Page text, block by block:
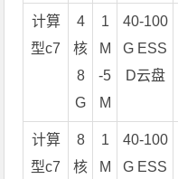
计算
型c7
4
核
8
G
1
M
-5
M
40-100
G ESS
D云盘
计算
型c7
8
核
1
M
40-100
G ESS